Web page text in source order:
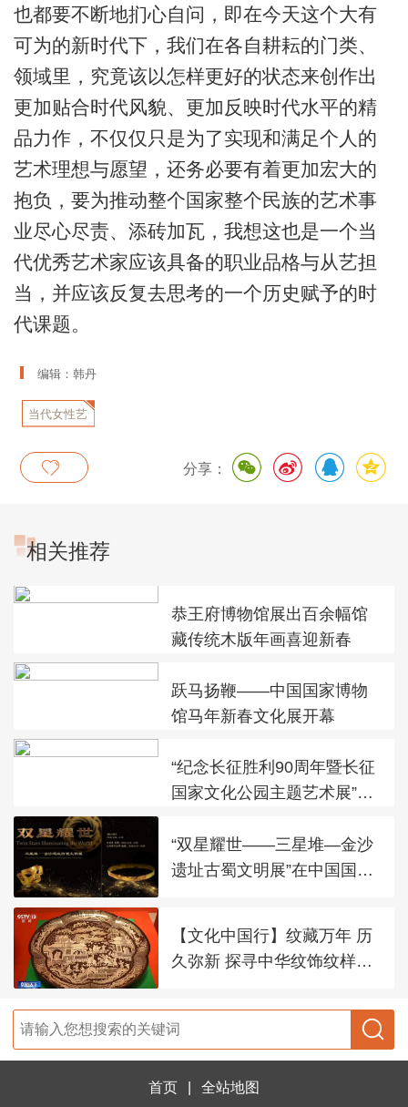
也都要不断地扪心自问，即在今天这个大有
可为的新时代下，我们在各自耕耘的门类、
领域里，究竟该以怎样更好的状态来创作出
更加贴合时代风貌、更加反映时代水平的精
品力作，不仅仅只是为了实现和满足个人的
艺术理想与愿望，还务必要有着更加宏大的
抱负，要为推动整个国家整个民族的艺术事
业尽心尽责、添砖加瓦，我想这也是一个当
代优秀艺术家应该具备的职业品格与从艺担
当，并应该反复去思考的一个历史赋予的时
代课题。
编辑：韩丹
当代女性艺
分享：
相关推荐
恭王府博物馆展出百余幅馆
藏传统木版年画喜迎新春
跃马扬鞭——中国国家博物
馆马年新春文化展开幕
“纪念长征胜利90周年暨长征
国家文化公园主题艺术展”在
“双星耀世——三星堆—金沙
遗址古蜀文明展”在中国国家
【文化中国行】纹藏万年 历
久弥新 探寻中华纹饰纹样之
首页 全站地图